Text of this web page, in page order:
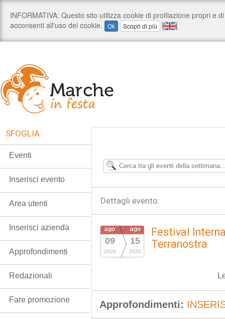
Dettagli evento:
ago
09
2026
ago
15
2026
Festival
Terranostra
Approfondimenti:
SFOGLIA:
Eventi
Inserisci evento
Area utenti
Inserisci azienda
Approfondimenti
Redazionali
Fare promozione